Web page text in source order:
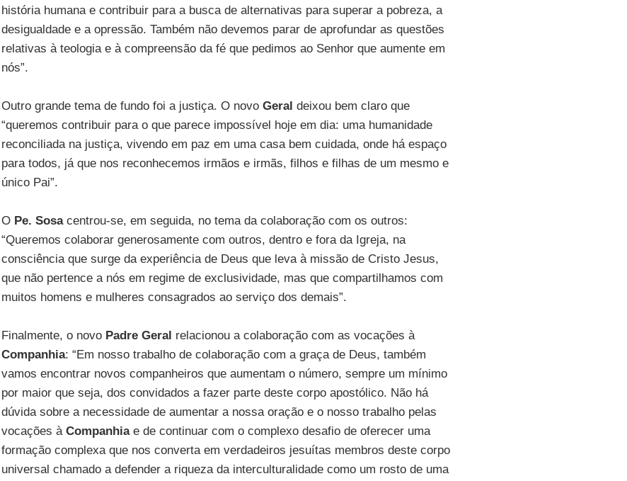
história humana e contribuir para a busca de alternativas para superar a pobreza, a
desigualdade e a opressão. Também não devemos parar de aprofundar as questões
relativas à teologia e à compreensão da fé que pedimos ao Senhor que aumente em
nós”.
Outro grande tema de fundo foi a justiça. O novo Geral deixou bem claro que
“queremos contribuir para o que parece impossível hoje em dia: uma humanidade
reconciliada na justiça, vivendo em paz em uma casa bem cuidada, onde há espaço
para todos, já que nos reconhecemos irmãos e irmãs, filhos e filhas de um mesmo e
único Pai”.
O Pe. Sosacentrou-se, em seguida, no tema da colaboração com os outros:
“Queremos colaborar generosamente com outros, dentro e fora da Igreja, na
consciência que surge da experiência de Deus que leva à missão de Cristo Jesus,
que não pertence a nós em regime de exclusividade, mas que compartilhamos com
muitos homens e mulheres consagrados ao serviço dos demais”.
Finalmente, o novo Padre Geral relacionou a colaboração com as vocações à
Companhia: “Em nosso trabalho de colaboração com a graça de Deus, também
vamos encontrar novos companheiros que aumentam o número, sempre um mínimo
por maior que seja, dos convidados a fazer parte deste corpo apostólico. Não há
dúvida sobre a necessidade de aumentar a nossa oração e o nosso trabalho pelas
vocações à Companhiae de continuar com o complexo desafio de oferecer uma
formação complexa que nos converta em verdadeiros jesuítas membros deste corpo
universal chamado a defender a riqueza da interculturalidade como um rosto de uma